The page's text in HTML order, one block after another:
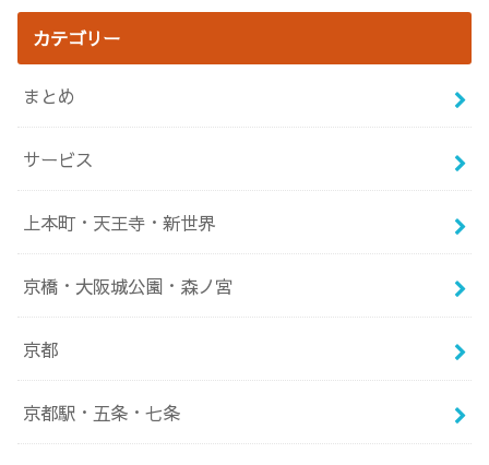
みもOK！～
カテゴリー
まとめ
サービス
上本町・天王寺・新世界
京橋・大阪城公園・森ノ宮
京都
京都駅・五条・七条